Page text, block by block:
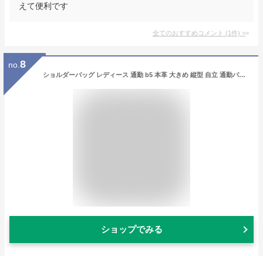
えて便利です
全てのおすすめコメント (1件) >
no. 8
ショルダーバッグ レディース 通勤 b5 本革 大きめ 縦型 自立 通勤バッグ 軽量 大容量 スクエア レザーバッグ 肩掛け シュリンクレザー 仕事バッグ 通学 ビジネスバッグ ベルトハンドル トートバッグ vinb-21c37n 【aroco/アロコ】 秋冬 冬バッグ クリスマス プレゼント
ショップでみる